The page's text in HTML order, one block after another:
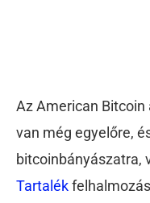
Az American
van még egyelőre,
bitcoinbányászatra,
Tartalék